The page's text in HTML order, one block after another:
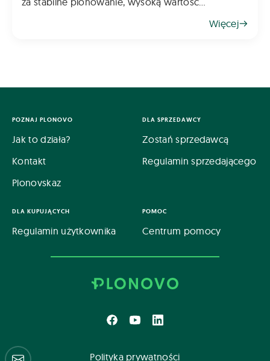
jako świetnego przedplonu. Aby jednak rzepak
Więcej
POZNAJ PLONOVO
Jak to działa?
Kontakt
Plonovskaz
DLA SPRZEDAWCY
Zostań sprzedawcą
Regulamin sprzedającego
DLA KUPUJĄCYCH
Regulamin użytkownika
POMOC
Centrum pomocy
Polityka prywatności